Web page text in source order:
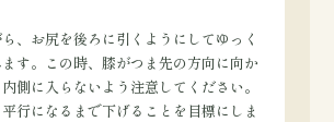
、お尻を後ろに引くようにしてゆっく
ます。この時、膝がつま先の方向に向か
側に入らないよう注意してください。
行になるまで下げることを目標にしま